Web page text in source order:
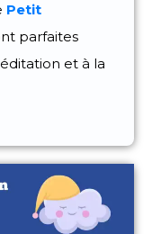
Petit
parfaites
et à la